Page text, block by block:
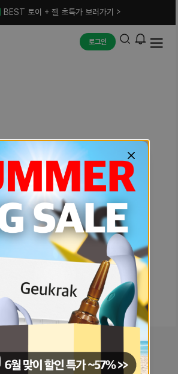
BEST 토이 + 젤 초특가 보러가기 >
로그인
예상치 못한 에러입니다.